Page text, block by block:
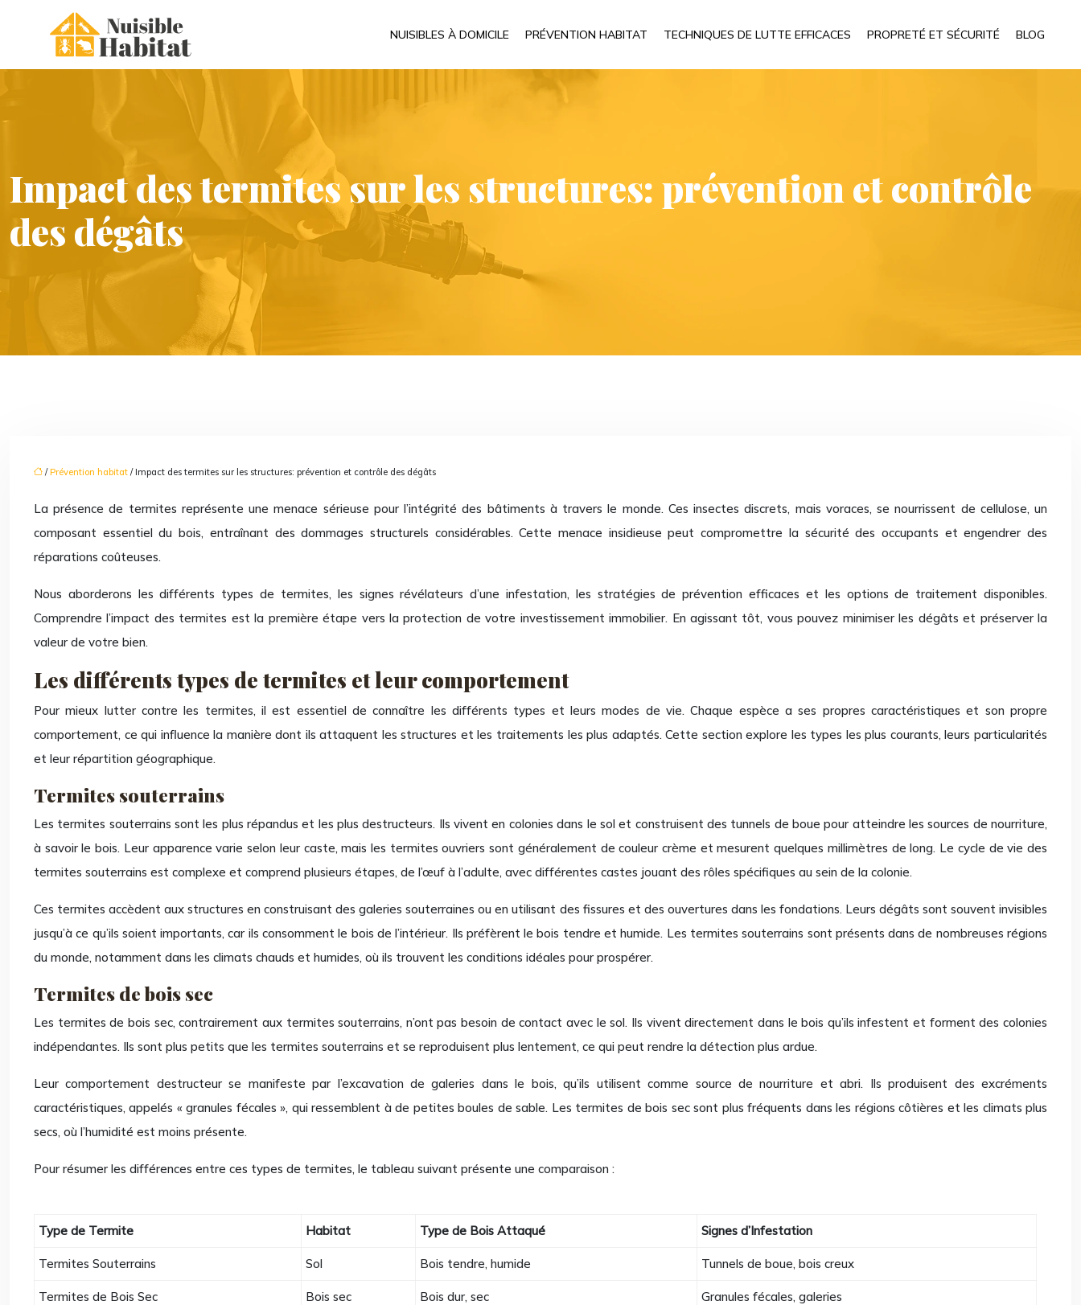
NUISIBLES À DOMICILE PRÉVENTION HABITAT TECHNIQUES DE LUTTE EFFICACES PROPRETÉ ET SÉCURITÉ BLOG
Impact des termites sur les structures: prévention et contrôle
des dégâts
/Prévention habitat / Impact des termites sur les structures: prévention et contrôle des dégâts
La présence de termites représente une menace sérieuse pour l’intégrité des bâtiments à travers le monde. Ces insectes discrets, mais voraces, se nourrissent de cellulose, un
composant essentiel du bois, entraînant des dommages structurels considérables. Cette menace insidieuse peut compromettre la sécurité des occupants et engendrer des
réparations coûteuses.
Nous aborderons les différents types de termites, les signes révélateurs d’une infestation, les stratégies de prévention efficaces et les options de traitement disponibles.
Comprendre l’impact des termites est la première étape vers la protection de votre investissement immobilier. En agissant tôt, vous pouvez minimiser les dégâts et préserver la
valeur de votre bien.
Les différents types de termites et leur comportement
Pour mieux lutter contre les termites, il est essentiel de connaître les différents types et leurs modes de vie. Chaque espèce a ses propres caractéristiques et son propre
comportement, ce qui influence la manière dont ils attaquent les structures et les traitements les plus adaptés. Cette section explore les types les plus courants, leurs particularités
et leur répartition géographique.
Termites souterrains
Les termites souterrains sont les plus répandus et les plus destructeurs. Ils vivent en colonies dans le sol et construisent des tunnels de boue pour atteindre les sources de nourriture,
à savoir le bois. Leur apparence varie selon leur caste, mais les termites ouvriers sont généralement de couleur crème et mesurent quelques millimètres de long. Le cycle de vie des
termites souterrains est complexe et comprend plusieurs étapes, de l’œuf à l’adulte, avec différentes castes jouant des rôles spécifiques au sein de la colonie.
Ces termites accèdent aux structures en construisant des galeries souterraines ou en utilisant des fissures et des ouvertures dans les fondations. Leurs dégâts sont souvent invisibles
jusqu’à ce qu’ils soient importants, car ils consomment le bois de l’intérieur. Ils préfèrent le bois tendre et humide. Les termites souterrains sont présents dans de nombreuses régions
du monde, notamment dans les climats chauds et humides, où ils trouvent les conditions idéales pour prospérer.
Termites de bois sec
Les termites de bois sec, contrairement aux termites souterrains, n’ont pas besoin de contact avec le sol. Ils vivent directement dans le bois qu’ils infestent et forment des colonies
indépendantes. Ils sont plus petits que les termites souterrains et se reproduisent plus lentement, ce qui peut rendre la détection plus ardue.
Leur comportement destructeur se manifeste par l’excavation de galeries dans le bois, qu’ils utilisent comme source de nourriture et abri. Ils produisent des excréments
caractéristiques, appelés « granules fécales », qui ressemblent à de petites boules de sable. Les termites de bois sec sont plus fréquents dans les régions côtières et les climats plus
secs, où l’humidité est moins présente.
Pour résumer les différences entre ces types de termites, le tableau suivant présente une comparaison :
Type de Termite Habitat Type de Bois Attaqué Signes d’Infestation
Termites Souterrains Sol Bois tendre, humide Tunnels de boue, bois creux
Termites de Bois Sec Bois sec Bois dur, sec Granules fécales, galeries